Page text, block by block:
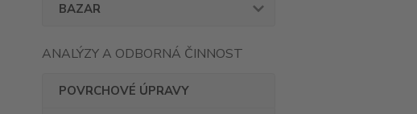
BAZAR
ANALÝZY A ODBORNÁ ČINNOST
POVRCHOVÉ ÚPRAVY